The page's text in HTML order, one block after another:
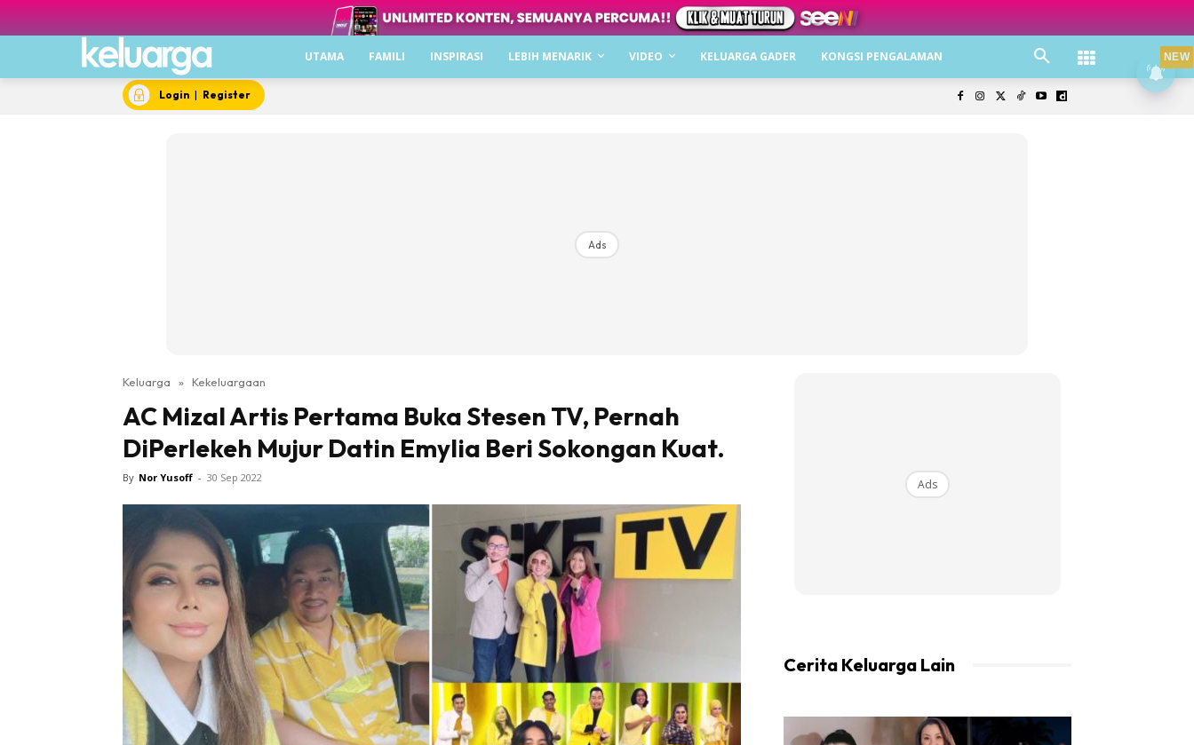
UTAMA FAMILI INSPIRASI LEBIH MENARIK VIDEO KELUARGA GADER KONGSI PENGALAMAN
Login | Register
Ads
Keluarga » Kekeluargaan
AC Mizal Artis Pertama Buka Stesen TV, Pernah
DiPerlekeh Mujur Datin Emylia Beri Sokongan Kuat.
By Nor Yusoff - 30 Sep 2022 Ads
Cerita Keluarga Lain
NEW